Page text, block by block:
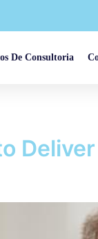
De Consultoria